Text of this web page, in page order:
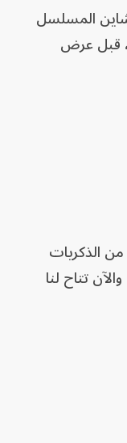
المسلسل
قبل عرض
الذكريات
تتاح لنا